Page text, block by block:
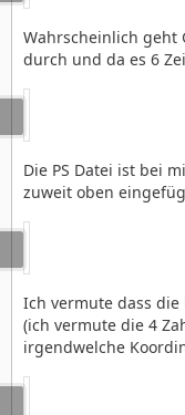
Wahrscheinlich geht
durch und da es 6
Die PS Datei ist bei
zuweit oben
Ich vermute dass
(ich vermute die 4
irgendwelche